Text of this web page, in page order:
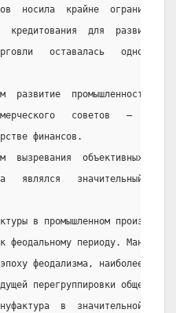
носила  крайне
кредитования  для
оставалась   одной
развитие  промышленности,
советов   —
финансов.
вызревания  объективных
являлся   значительный
в промышленном
феодальному периоду.
феодализма, наиболее
перегруппировки
в  значительной